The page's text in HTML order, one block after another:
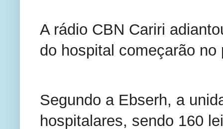
A rádio CBN Cariri
do hospital começarão
Segundo a Ebserh, a
hospitalares, sendo 160